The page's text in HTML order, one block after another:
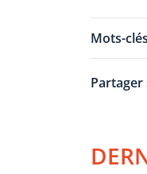
Mots-
Partager